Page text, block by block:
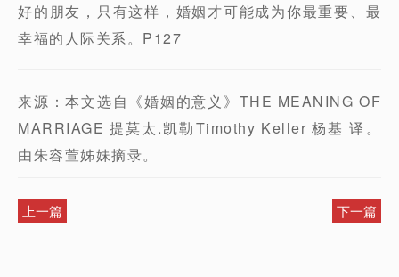
好的朋友，只有这样，婚姻才可能成为你最重要、最
幸福的人际关系。P127
来源：本文选自《婚姻的意义》THE MEANING OF
MARRIAGE 提莫太.凯勒Timothy Keller 杨基 译。
由朱容萱姊妹摘录。
上一篇 下一篇